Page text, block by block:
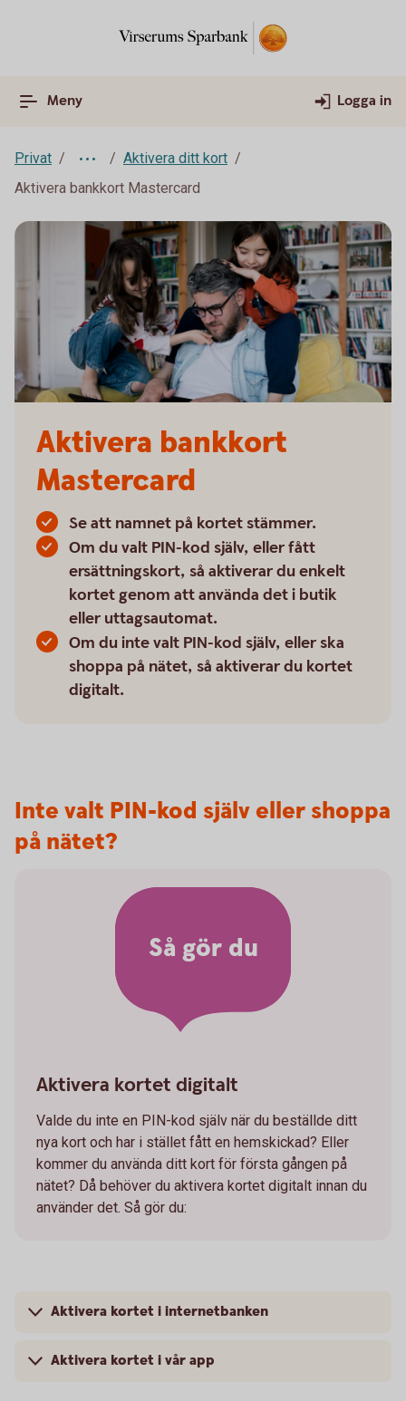
Meny Logga in
Privat
Aktivera ditt kort
Aktivera bankkort Mastercard
Aktivera bankkort
Mastercard
Se att namnet på kortet stämmer.
Om du valt PIN-kod själv, eller fått
ersättningskort, så aktiverar du enkelt
kortet genom att använda det i butik
eller uttagsautomat.
Om du inte valt PIN-kod själv, eller ska
shoppa på nätet, så aktiverar du kortet
digitalt.
Inte valt PIN-kod själv eller shoppa
på nätet?
Så gör du
Aktivera kortet digitalt
Valde du inte en PIN-kod själv när du beställde ditt
nya kort och har i stället fått en hemskickad? Eller
kommer du använda ditt kort för första gången på
nätet? Då behöver du aktivera kortet digitalt innan du
använder det. Så gör du:
Aktivera kortet i internetbanken
Aktivera kortet i vår app